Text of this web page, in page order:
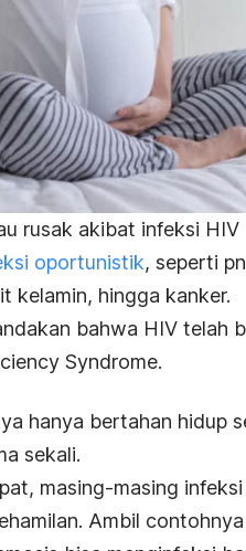
rusak akibat infeksi
oportunistik, seperti
kelamin, hingga kanker.
bahwa HIV telah
Syndrome.
hanya bertahan hidup
sekali.
masing-masing
Ambil